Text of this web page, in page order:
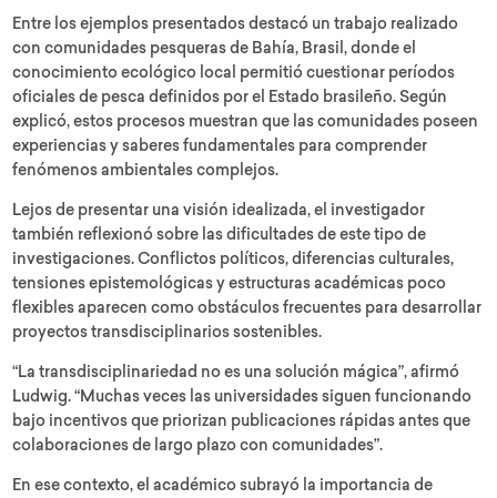
Entre los ejemplos presentados destacó un trabajo realizado
con comunidades pesqueras de Bahía, Brasil, donde el
conocimiento ecológico local permitió cuestionar períodos
oficiales de pesca definidos por el Estado brasileño. Según
explicó, estos procesos muestran que las comunidades poseen
experiencias y saberes fundamentales para comprender
fenómenos ambientales complejos.
Lejos de presentar una visión idealizada, el investigador
también reflexionó sobre las dificultades de este tipo de
investigaciones. Conflictos políticos, diferencias culturales,
tensiones epistemológicas y estructuras académicas poco
flexibles aparecen como obstáculos frecuentes para desarrollar
proyectos transdisciplinarios sostenibles.
“La transdisciplinariedad no es una solución mágica”, afirmó
Ludwig. “Muchas veces las universidades siguen funcionando
bajo incentivos que priorizan publicaciones rápidas antes que
colaboraciones de largo plazo con comunidades”.
En ese contexto, el académico subrayó la importancia de